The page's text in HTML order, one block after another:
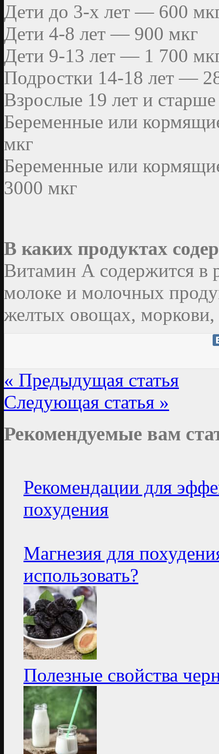
Дети до 3-х лет — 600
Дети 4-8 лет — 900 мкг
Дети 9-13 лет — 1 700
Подростки 14-18 лет —
Взрослые 19 лет и
Беременные или
мкг
Беременные или
3000 мкг
В каких продуктах
Витамин А содержится в
молоке и молочных
желтых овощах, моркови,
« Предыдущая статья
Следующая статья »
Рекомендуемые вам
Рекомендации для
похудения
Магнезия для
использовать?
Полезные свойства